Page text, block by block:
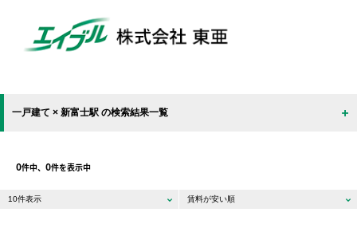
一戸建て × 新富士駅 の検索結果一覧
0件中、 0件を表示中